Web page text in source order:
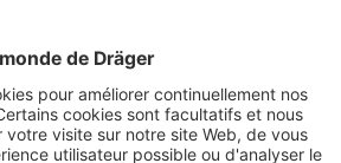
La technologie